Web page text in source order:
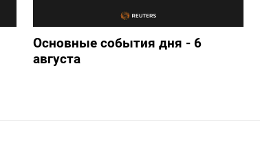
Основные события дня - 6
августа